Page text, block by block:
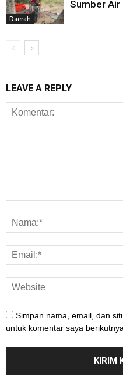
Daerah
Sumber Air
LEAVE A REPLY
Simpan nama, email, dan
untuk komentar saya berikutnya.